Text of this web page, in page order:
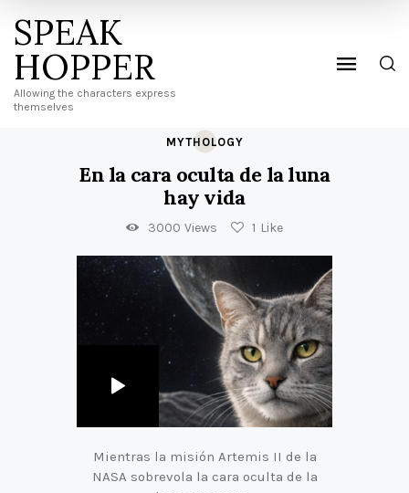
SPEAK
HOPPER
Allowing the characters express
themselves
MYTHOLOGY
En la cara oculta de la luna
hay vida
3000 Views 1 Like
Mientras la misión Artemis II de la
NASA sobrevola la cara oculta de la